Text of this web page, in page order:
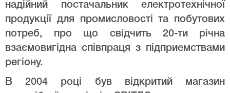
надійний постачальник електротехнічної
продукції для промисловості та побутових
потреб, про що свідчить 20-ти річна
взаємовигідна співпраця з підприемствами
регіону.
В 2004 році був відкритий магазин